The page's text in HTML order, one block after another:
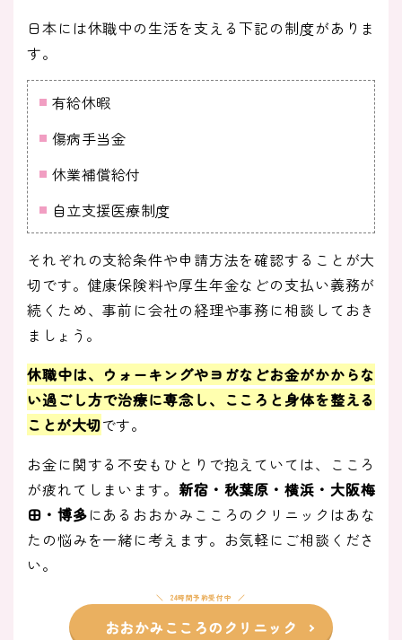
日本には休職中の生活を支える下記の制度がありま
す。
有給休暇
傷病手当金
休業補償給付
自立支援医療制度
それぞれの支給条件や申請方法を確認することが大
切です。健康保険料や厚生年金などの支払い義務が
続くため、事前に会社の経理や事務に相談しておき
ましょう。
休職中は、ウォーキングやヨガなどお金がかからな
い過ごし方で治療に専念し、こころと身体を整える
ことが大切です。
お金に関する不安もひとりで抱えていては、こころ
が疲れてしまいます。 新宿・秋葉原・横浜・大阪梅
田・博多にあるおおかみこころのクリニックはあな
たの悩みを一緒に考えます。お気軽にご相談くださ
い。
24時間予約受付中
おおかみこころのクリニック